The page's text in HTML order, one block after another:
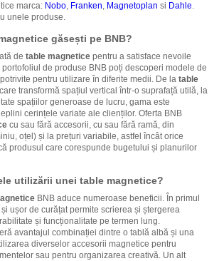
marca: Nobo, Franken, Magnetoplan si Dahle.
unele produse.
găsești pe BNB?
de table magneticepentru a satisface nevoile
de produse BNB poți descoperi modele de
pentru utilizare în diferite medii. De la table
transformă spațiul vertical într-o suprafață utilă, la
spațiilor generoase de lucru, gama este
cerințele variate ale clienților. Oferta BNB
cu sau fără accesorii, cu sau fără ramă, din
oțel) și la prețuri variabile, astfel încât orice
produsul care corespunde bugetului și planurilor
utilizării unei table magnetice?
BNB aduce numeroase beneficii. În primul
ușor de curățat permite scrierea și ștergerea
și funcționalitate pe termen lung.
avantajul combinației dintre o tablă albă și una
diverselor accesorii magnetice pentru
sau pentru organizarea creativă. Un alt